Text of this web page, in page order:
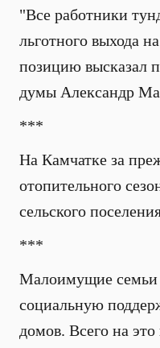
"Все работники
льготного выхода
позицию высказал
думы Александр
***
На Камчатке за
отопительного
сельского
***
Малоимущие семьи
социальную
домов. Всего на